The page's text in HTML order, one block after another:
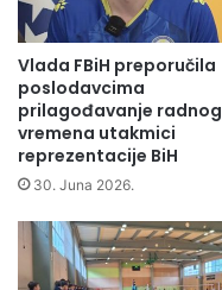
t
e
r
a
u
O
o
v
u
i
j
a
t
e
l
j
s
Vlada FBiH preporučila
poslodavcima
prilagođavanje radnog
vremena utakmici
reprezentacije BiH
30. Juna 2026.